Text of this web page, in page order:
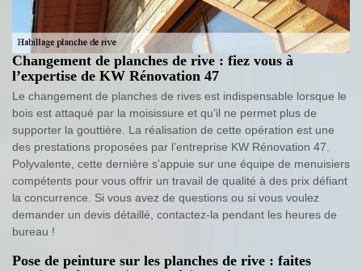
Changement de planches de rive : fiez vous à
l’expertise de KW Rénovation 47
Le changement de planches de rives est indispensable lorsque le
bois est attaqué par la moisissure et qu’il ne permet plus de
supporter la gouttière. La réalisation de cette opération est une
des prestations proposées par l’entreprise KW Rénovation 47.
Polyvalente, cette dernière s’appuie sur une équipe de menuisiers
compétents pour vous offrir un travail de qualité à des prix défiant
la concurrence. Si vous avez de questions ou si vous voulez
demander un devis détaillé, contactez-la pendant les heures de
bureau !
Pose de peinture sur les planches de rive : faites